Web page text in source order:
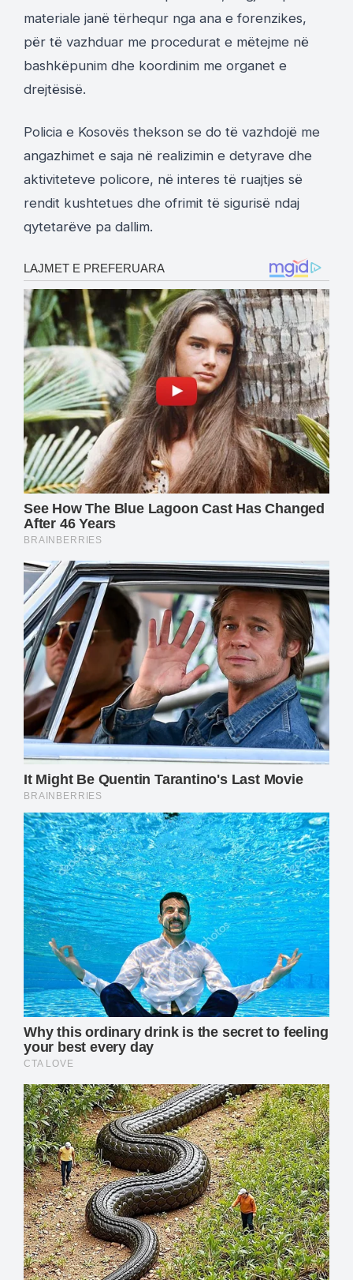
materiale janë tërhequr nga ana e forenzikes,
për të vazhduar me procedurat e mëtejme në
bashkëpunim dhe koordinim me organet e
drejtësisë.
Policia e Kosovës thekson se do të vazhdojë me
angazhimet e saja në realizimin e detyrave dhe
aktiviteteve policore, në interes të ruajtjes së
rendit kushtetues dhe ofrimit të sigurisë ndaj
qytetarëve pa dallim.